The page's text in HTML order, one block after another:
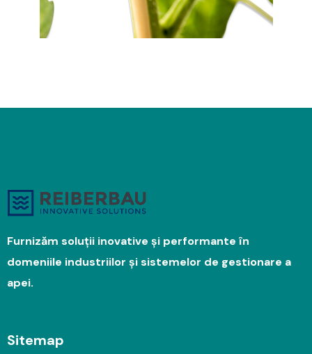
Furnizăm soluții inovative și performante în
domeniile industriilor și sistemelor de gestionare a
apei.
Sitemap